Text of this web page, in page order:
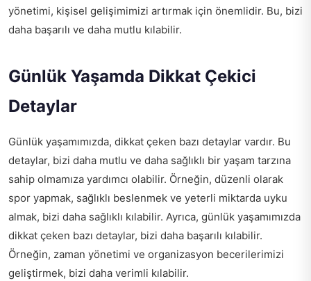
yönetimi, kişisel gelişimimizi artırmak için önemlidir. Bu, bizi
daha başarılı ve daha mutlu kılabilir.
Günlük Yaşamda Dikkat Çekici
Detaylar
Günlük yaşamımızda, dikkat çeken bazı detaylar vardır. Bu
detaylar, bizi daha mutlu ve daha sağlıklı bir yaşam tarzına
sahip olmamıza yardımcı olabilir. Örneğin, düzenli olarak
spor yapmak, sağlıklı beslenmek ve yeterli miktarda uyku
almak, bizi daha sağlıklı kılabilir. Ayrıca, günlük yaşamımızda
dikkat çeken bazı detaylar, bizi daha başarılı kılabilir.
Örneğin, zaman yönetimi ve organizasyon becerilerimizi
geliştirmek, bizi daha verimli kılabilir.